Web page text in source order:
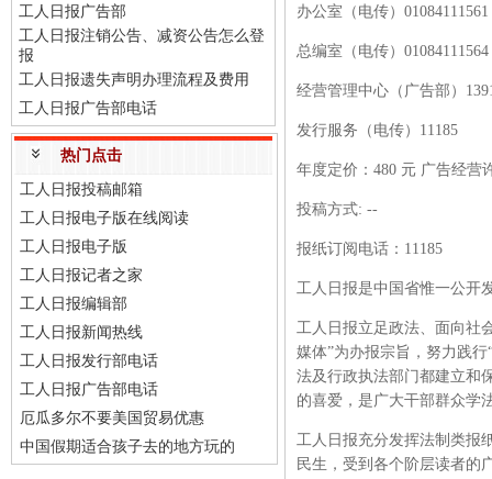
工人日报广告部
工人日报注销公告、减资公告怎么登
报
工人日报遗失声明办理流程及费用
工人日报广告部电话
热门点击
工人日报投稿邮箱
工人日报电子版在线阅读
工人日报电子版
工人日报记者之家
工人日报编辑部
工人日报新闻热线
工人日报发行部电话
工人日报广告部电话
厄瓜多尔不要美国贸易优惠
中国假期适合孩子去的地方玩的
办公室（电传） 01084111561
总编室（电传） 01084111564
经营管理中心（广告部）
发行服务（电传） 11185
年度定价： 480 元 广告经营
投稿方式: --
报纸订阅电话： 11185
工人日报是中国省惟一公开
工人日报立足政法、面向社
媒体”为办报宗旨，努力践
法及行政执法部门都建立和
的喜爱，是广大干部群众学
工人日报充分发挥法制类报
民生，受到各个阶层读者的